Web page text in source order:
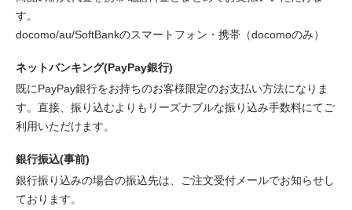
す。
docomo/au/SoftBankのスマートフォン・携帯（docomoのみ）
ネットバンキング(PayPay銀行)
既にPayPay銀行をお持ちのお客様限定のお支払い方法になりま
す。直接、振り込むよりもリーズナブルな振り込み手数料にてご
利用いただけます。
銀行振込(事前)
銀行振り込みの場合の振込先は、ご注文受付メールでお知らせし
ております。